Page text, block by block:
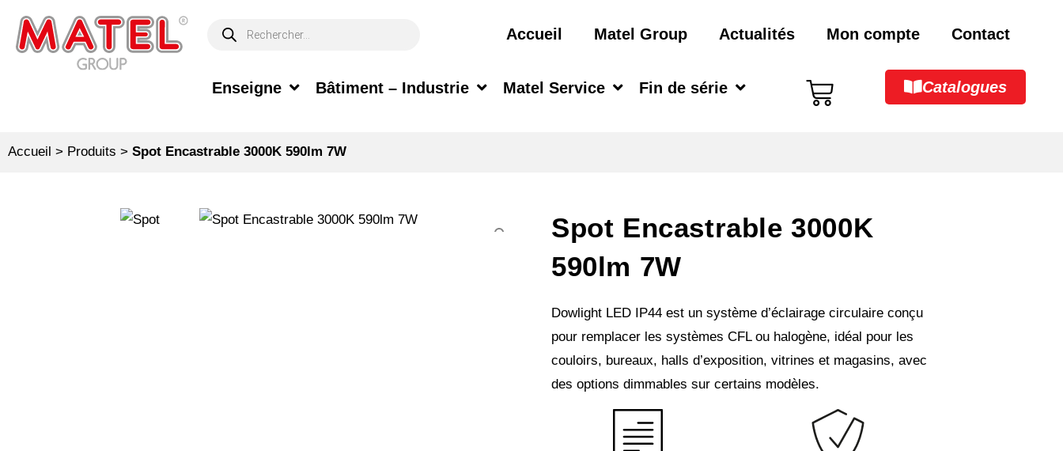
Accueil Matel Group Actualités Mon compte Contact
Enseigne Bâtiment – Industrie Matel Service Fin de série Catalogues
Accueil > Produits > Spot Encastrable 3000K 590lm 7W
Spot Encastrable 3000K
590lm 7W
Dowlight LED IP44 est un système d’éclairage circulaire conçu
pour remplacer les systèmes CFL ou halogène, idéal pour les
couloirs, bureaux, halls d’exposition, vitrines et magasins, avec
des options dimmables sur certains modèles.